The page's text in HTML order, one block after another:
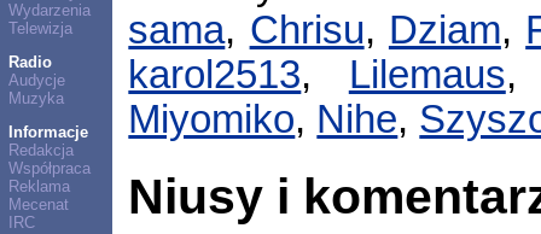
Wydarzenia
Telewizja
Radio
Audycje
Muzyka
Informacje
Redakcja
Współpraca
Reklama
Mecenat
IRC
sama, Chrisu, Dziam,
karol2513, Lilemaus
Miyomiko, Nihe,
Niusy i